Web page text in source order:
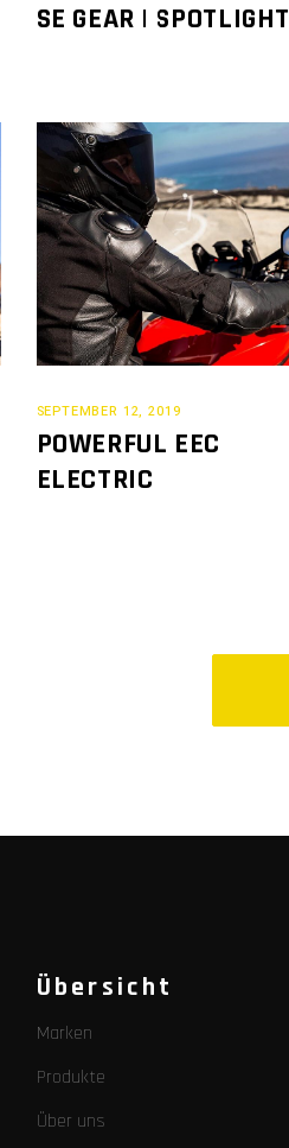
SE GEAR | SPOTLIGHT
SEPTEMBER 12, 2019
POWERFUL EEC
ELECTRIC
Übersicht
Marken
Produkte
Über uns